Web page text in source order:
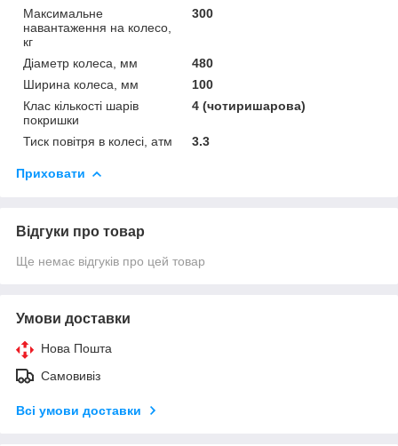
Максимальне
навантаження на колесо,
кг
300
Діаметр колеса, мм
480
Ширина колеса, мм
100
Клас кількості шарів
покришки
4 (чотиришарова)
Тиск повітря в колесі, атм 3.3
Приховати
Відгуки про товар
Ще немає відгуків про цей товар
Умови доставки
Нова Пошта
Самовивіз
Всі умови доставки